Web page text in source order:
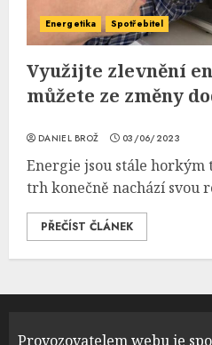
Energetika Spotřebitel
Využijte zlevnění
můžete ze změny
DANIEL BROŽ 03/06/2023
Energie jsou stále horkým
trh konečně nachází svou
PŘEČÍST ČLÁNEK
Provozovatelem webu je